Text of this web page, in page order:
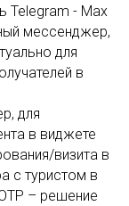
Telegram - Max
мессенджер,
для
в
для
в виджете
визита в
с туристом в
– решение